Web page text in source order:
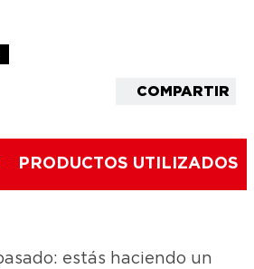
COMPARTIR
PRODUCTOS UTILIZADOS
estás haciendo un